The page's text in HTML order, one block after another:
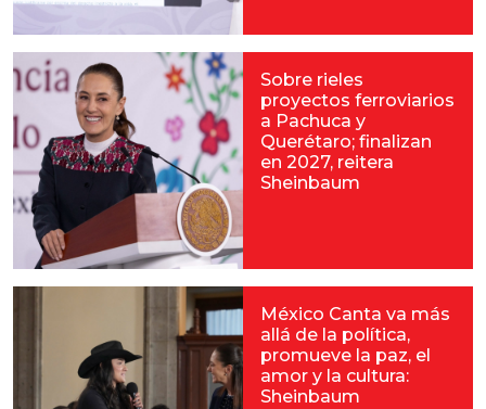
Sobre rieles
proyectos ferroviarios
a Pachuca y
Querétaro; finalizan
en 2027, reitera
Sheinbaum
México Canta va más
allá de la política,
promueve la paz, el
amor y la cultura:
Sheinbaum